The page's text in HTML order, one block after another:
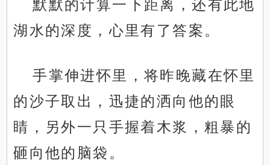
默默的计算一下距离，还有此地
湖水的深度，心里有了答案。
手掌伸进怀里，将昨晚藏在怀里
的沙子取出，迅捷的洒向他的眼
睛，另外一只手握着木浆，粗暴的
砸向他的脑袋。